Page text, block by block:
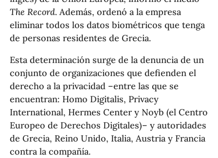
The Record. Además, ordenó a la empresa
eliminar todos los datos biométricos que tenga
de personas residentes de Grecia.
Esta determinación surge de la denuncia de un
conjunto de organizaciones que defienden el
derecho a la privacidad –entre las que se
encuentran: Homo Digitalis, Privacy
International, Hermes Center y Noyb (el Centro
Europeo de Derechos Digitales)– y autoridades
de Grecia, Reino Unido, Italia, Austria y Francia
contra la compañía.